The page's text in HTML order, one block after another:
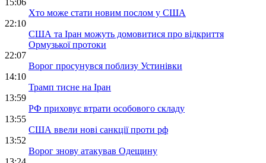
15:06
Хто може стати новим послом у США
22:10
США та Іран можуть домовитися про відкриття
Ормузької протоки
22:07
Ворог просунувся поблизу Устинівки
14:10
Трамп тисне на Іран
13:59
РФ приховує втрати особового складу
13:55
США ввели нові санкції проти рф
13:52
Ворог знову атакував Одещину